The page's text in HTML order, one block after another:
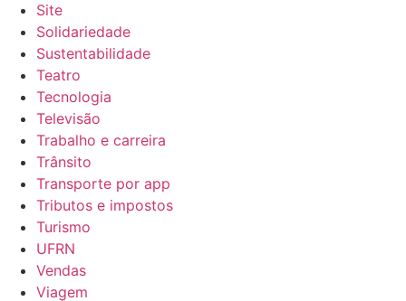
Site
Solidariedade
Sustentabilidade
Teatro
Tecnologia
Televisão
Trabalho e carreira
Trânsito
Transporte por app
Tributos e impostos
Turismo
UFRN
Vendas
Viagem